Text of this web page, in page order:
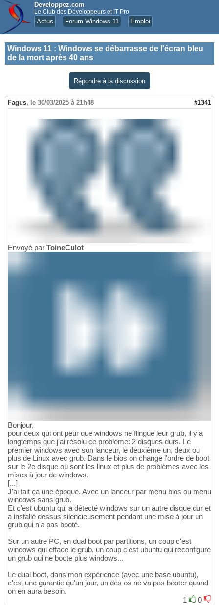
Developpez.com
Le Club des Développeurs et IT Pro
Actus Forum Windows 11 Emploi
Windows 11 : Windows se débarrasse de l'écran bleu
de la mort après 40 ans
Répondre à la discussion
Fagus, le 30/03/2025 à 21h48 #1341
Envoyé par ToineCulot
Bonjour,
pour ceux qui ont peur que windows ne flingue leur grub, il y a
longtemps que j'ai résolu ce problème: 2 disques durs. Le
premier windows avec son lanceur, le deuxième un, deux ou
plus de Linux avec grub. Dans le bios on change l'ordre de boot
sur le 2e disque où sont les linux et plus de problèmes avec les
mises à jour de windows.
[...]
J'ai fait ça une époque. Avec un lanceur par menu bios ou menu
windows sans grub.
Et c'est ubuntu qui a détecté windows sur un autre disque dur et
a installé dessus silencieusement pendant une mise à jour un
grub qui n'a pas booté.
Sur un autre PC, en dual boot par partitions, un coup c'est
windows qui efface le grub, un coup c'est ubuntu qui reconfigure
un grub qui ne boote plus windows...
Le dual boot, dans mon expérience (avec une base ubuntu),
c'est une garantie qu'un jour, un des os ne va pas booter quand
on en aura besoin.
1
0